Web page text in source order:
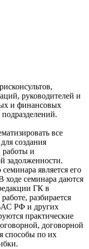
руководителей и
и финансовых
все
создания
работы и
задолженности.
является его
ходе семинара даются
ГК в
разбирается
РФ и других
практические
договорной
способы по их